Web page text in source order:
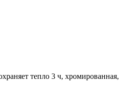
тепло 3 ч, хромированная,